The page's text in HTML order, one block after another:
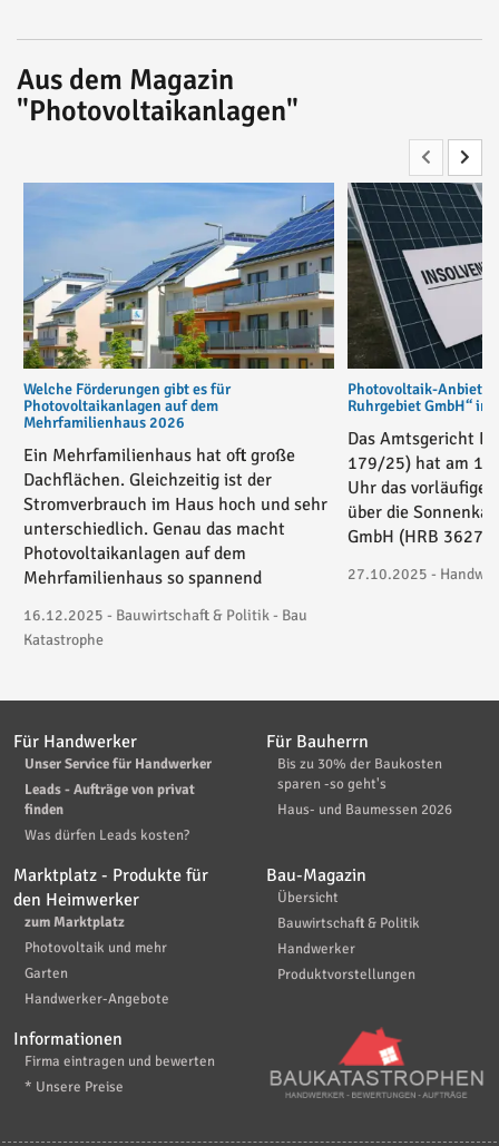
Aus dem Magazin
"Photovoltaikanlagen"
Welche Förderungen gibt es für
Photovoltaikanlagen auf dem
Mehrfamilienhaus 2026
Ein Mehrfamilienhaus hat oft große
Dachflächen. Gleichzeitig ist der
Stromverbrauch im Haus hoch und sehr
unterschiedlich. Genau das macht
Photovoltaikanlagen auf dem
Mehrfamilienhaus so spannend
16.12.2025 - Bauwirtschaft & Politik - Bau
Katastrophe
Photovoltaik-Anbieter
Ruhrgebiet GmbH“ in
Das Amtsgericht
179/25) hat am
Uhr das vorläufige
über die
GmbH (HRB
27.10.2025 -
Für Handwerker
Unser Service für Handwerker
Leads - Aufträge von privat
finden
Was dürfen Leads kosten?
Für Bauherrn
Bis zu 30% der Baukosten
sparen -so geht's
Haus- und Baumessen 2026
Marktplatz - Produkte für
den Heimwerker
zum Marktplatz
Photovoltaik und mehr
Garten
Handwerker-Angebote
Bau-Magazin
Übersicht
Bauwirtschaft & Politik
Handwerker
Produktvorstellungen
Informationen
Firma eintragen und bewerten
* Unsere Preise